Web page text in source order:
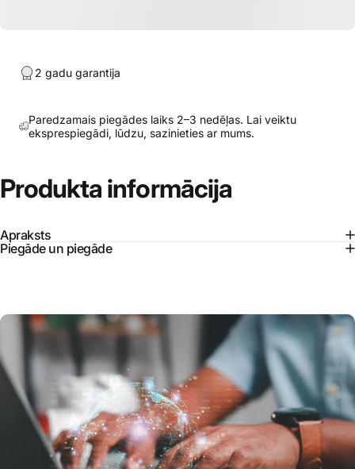
2 gadu garantija
Paredzamais piegādes laiks 2–3 nedēļas. Lai veiktu
eksprespiegādi, lūdzu, sazinieties ar mums.
Produkta informācija
Apraksts
Piegāde un piegāde